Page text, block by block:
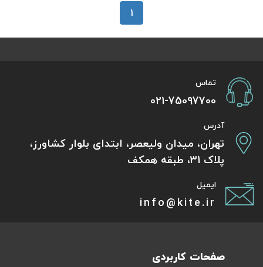
1
تماس
021-75097700
آدرس
تهران، میدان ولیعصر، ابتدای بلوار کشاورز،
پلاک 31، طبقه همکف
ایمیل
info@kite.ir
صفحات کاربردی